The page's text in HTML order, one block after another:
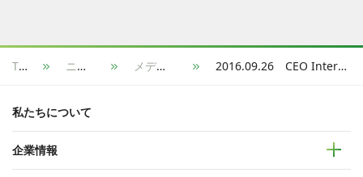
TOP ニュース メディア掲載 2016.09.26 CEO Interviewed by SankeiBiz [External URL]
私たちについて
企業情報